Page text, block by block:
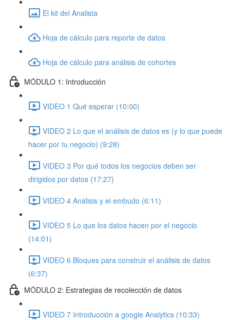
El kit del Analista
Hoja de cálculo para reporte de datos
Hoja de cálculo para análisis de cohortes
MÓDULO 1: Introducción
VIDEO 1 Qué esperar (10:00)
VIDEO 2 Lo que el análisis de datos es (y lo que puede
hacer por tu negocio) (9:28)
VIDEO 3 Por qué todos los negocios deben ser
dirigidos por datos (17:27)
VIDEO 4 Análisis y el embudo (6:11)
VIDEO 5 Lo que los datos hacen por el negocio
(14:01)
VIDEO 6 Bloques para construir el análisis de datos
(6:37)
MÓDULO 2: Estrategias de recolección de datos
VIDEO 7 Introducción a google Analytics (10:33)